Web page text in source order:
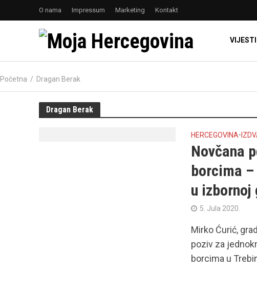
O nama Impressum Marketing Kontakt
VIJESTI
Početna / Dragan Berak
Dragan Berak
HERCEGOVINA•
Novčana
borcima
u izbornoj
5. Jula 2020.
Mirko Ćurić,
poziv za
borcima u